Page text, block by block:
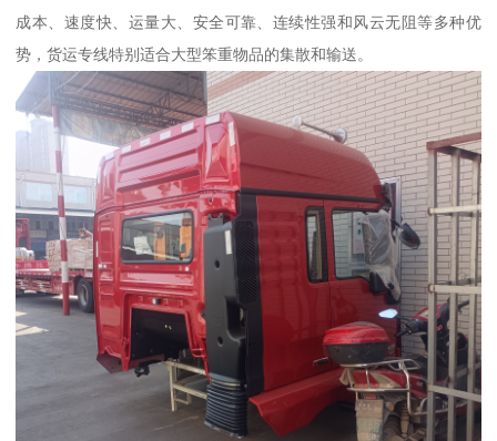
成本、速度快、运量大、安全可靠、连续性强和风云无阻等多种优
势，货运专线特别适合大型笨重物品的集散和输送。